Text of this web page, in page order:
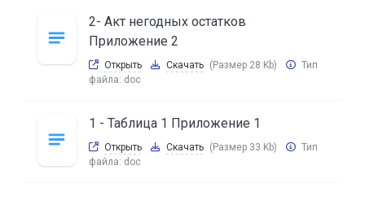
2- Акт негодных остатков
Приложение 2
Открыть Скачать (Размер 28 Kb)
Тип
файла: doc
1 - Таблица 1 Приложение 1
Открыть Скачать (Размер 33 Kb)
Тип
файла: doc